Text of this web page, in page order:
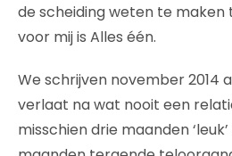
de scheiding weten te maken
voor mij is Alles één.
We schrijven november 2014
verlaat na wat nooit een
misschien drie maanden